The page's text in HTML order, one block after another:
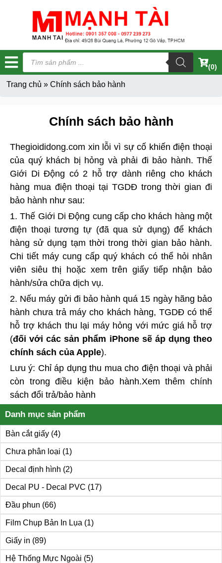
Tìm
kiếm
sản
phẩm
(0)
Trang chủ » Chính sách bảo hành
Danh mục sản phẩm
Bàn cắt giấy (4)
Chưa phân loại (1)
Decal định hình (2)
Decal PU - Decal PVC (17)
Đầu phun (66)
Film Chụp Bản In Lụa (1)
Giấy in (89)
Hệ Thống Mực Ngoài (5)
Chính sách bảo hành
Thegioididong.com xin lỗi vì sự cố khiến điện thoại
của quý khách bị hỏng và phải đi bảo hành. Thế
Giới Di Động có 2 hỗ trợ dành riêng cho khách
hàng mua điện thoại tại TGDĐ trong thời gian đi
bảo hành như sau:
1. Thế Giới Di Động cung cấp cho khách hàng một
điện thoại tương tự (đã qua sử dụng) để khách
hàng sử dụng tạm thời trong thời gian bảo hành.
Chi tiết máy cung cấp quý khách có thể hỏi nhân
viên siêu thị hoặc xem trên giấy tiếp nhận bảo
hành/sửa chữa dịch vụ.
2. Nếu máy gửi đi bảo hành quá 15 ngày hãng bảo
hành chưa trả máy cho khách hàng, TGDĐ có thể
hỗ trợ khách thu lại máy hỏng với mức giá hỗ trợ
(đối với các sản phẩm iPhone sẽ áp dụng theo
chính sách của Apple).
Lưu ý: Chỉ áp dụng thu mua cho điện thoại và phải
còn trong điều kiện bảo hành.Xem thêm chính
sách đổi trả/bảo hành